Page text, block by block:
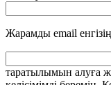
Жарамды email
таратылымын алуға